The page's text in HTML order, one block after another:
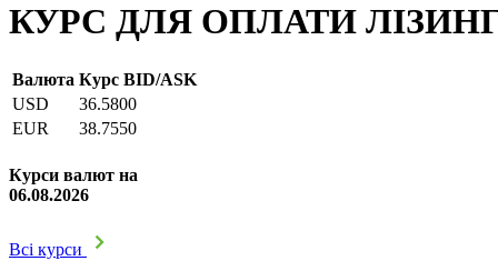
КУРС ДЛЯ ОПЛАТИ
Валюта Курс BID/ASK
USD
36.5800
EUR
38.7550
Курси валют на
06.08.2026
Всі курси